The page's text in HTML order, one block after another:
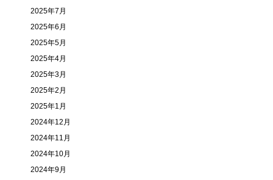
2025年7月
2025年6月
2025年5月
2025年4月
2025年3月
2025年2月
2025年1月
2024年12月
2024年11月
2024年10月
2024年9月